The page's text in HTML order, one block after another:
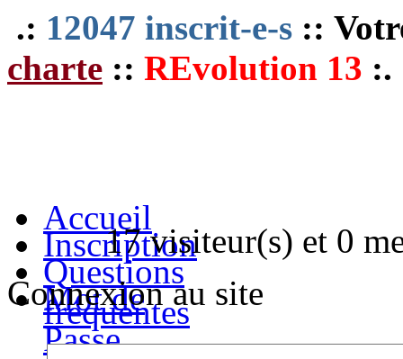
.: 12047 inscrit-e-s ::
charte :: REvolution 13 :.
17 visiteur(s) et 0
Accueil
Inscription
Questions
fréquentes
Mot de
Passe
Connexion au site